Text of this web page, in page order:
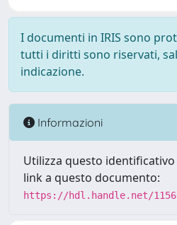
I documenti in IRIS sono
tutti i diritti sono riservati,
indicazione.
Informazioni
Utilizza questo
link a questo documento:
https://hdl.handle.net/